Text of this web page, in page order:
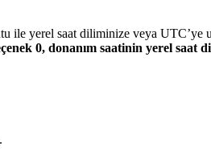
ile yerel saat diliminize veya UTC’ye
0, donanım saatinin yerel saat